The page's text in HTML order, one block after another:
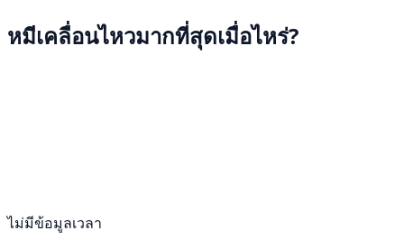
หมีเคลื่อนไหวมากที่สุดเมื่อไหร่?
ไม่มีข้อมูลเวลา